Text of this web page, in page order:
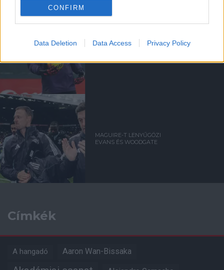
CONFIRM
Data Deletion Data Access Privacy Policy
MELYIK EGYKORI UNITED
MAGUIRE-T LENYŰGÖZI
EVANS ÉS WOODGATE
Címkék
A hangadó Aaron Wan-Bissaka